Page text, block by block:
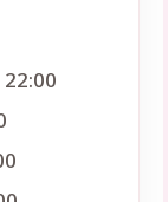
22:00